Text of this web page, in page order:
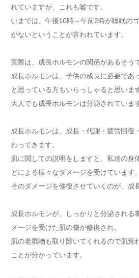
れていますが、これも嘘です。
いまでは、午後10時～午前2時が睡眠の
がないということが言われています。
実際は、成長ホルモンの関係があるそう
成長ホルモンは、子供の成長に必要であ
と思っている方もいらっしゃると思いま
大人でも成長ホルモンは分泌されています
成長ホルモンは、成長・代謝・疲労回復
わってきます。
肌に関しての説明をしますと、私達の身
どによる様々なダメージを受けています。
そのダメージを修復させていくのが、成
成長ホルモンが、しっかりと分泌される
メージを受けた肌の傷が修復され、
肌の老廃物も取り除いてくれるので肌荒
ことが分かっています。